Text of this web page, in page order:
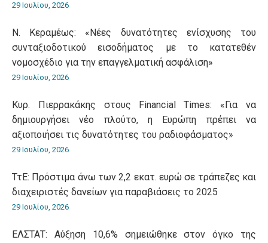
29 Ιουλίου, 2026
Ν. Κεραμέως: «Νέες δυνατότητες ενίσχυσης του
συνταξιοδοτικού εισοδήματος με το κατατεθέν
νομοσχέδιο για την επαγγελματική ασφάλιση»
29 Ιουλίου, 2026
Κυρ. Πιερρακάκης στους Financial Times: «Για να
δημιουργήσει νέο πλούτο, η Ευρώπη πρέπει να
αξιοποιήσει τις δυνατότητες του ραδιοφάσματος»
29 Ιουλίου, 2026
ΤτΕ: Πρόστιμα άνω των 2,2 εκατ. ευρώ σε τράπεζες και
διαχειριστές δανείων για παραβιάσεις το 2025
29 Ιουλίου, 2026
ΕΛΣΤΑΤ: Αύξηση 10,6% σημειώθηκε στον όγκο της